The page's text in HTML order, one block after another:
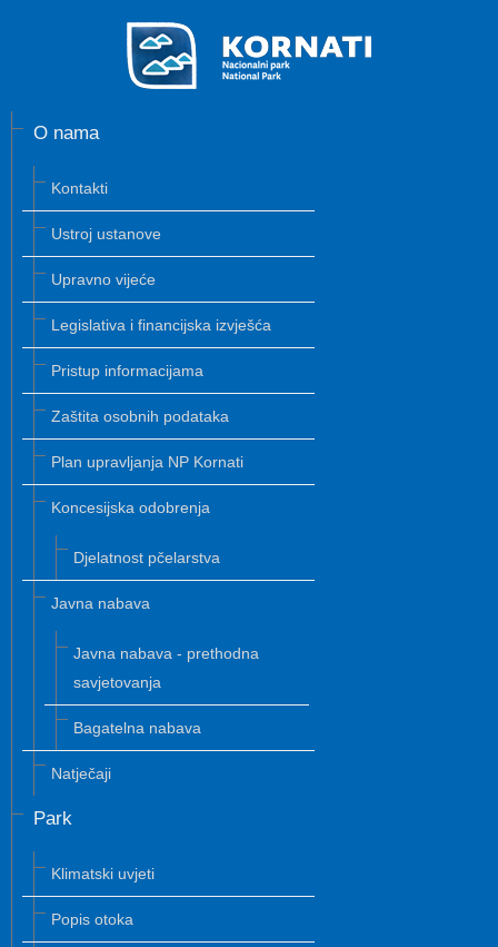
O nama
Kontakti
Ustroj ustanove
Upravno vijeće
Legislativa i financijska izvješća
Pristup informacijama
Zaštita osobnih podataka
Plan upravljanja NP Kornati
Koncesijska odobrenja
Djelatnost pčelarstva
Javna nabava
Javna nabava - prethodna
savjetovanja
Bagatelna nabava
Natječaji
Park
Klimatski uvjeti
Popis otoka